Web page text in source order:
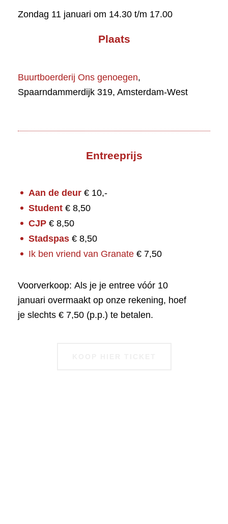
Zondag 11 januari om 14.30 t/m 17.00
Plaats
Buurtboerderij Ons genoegen,
Spaarndammerdijk 319, Amsterdam-West
Entreeprijs
Aan de deur € 10,-
Student € 8,50
CJP € 8,50
Stadspas € 8,50
Ik ben vriend van Granate € 7,50
Voorverkoop: Als je je entree vóór 10
januari overmaakt op onze rekening, hoef
je slechts € 7,50 (p.p.) te betalen.